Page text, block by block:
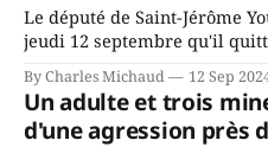
Le député de Saint-Jérôme
jeudi 12 septembre qu'il
Avenir Québec de François
gouvernement de la CAQ,
juge chronique, à offrir des
By Charles Michaud 12 Sep
Un adulte et trois
d'une agression près